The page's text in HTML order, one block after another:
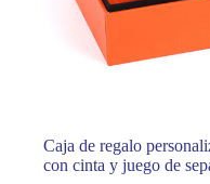
Caja de regalo
con cinta y juego de